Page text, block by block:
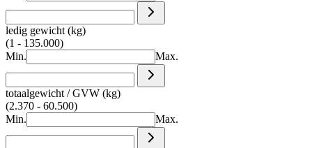
ledig gewicht (kg)
(1 - 135.000)
Min.
Max.
totaalgewicht / GVW (kg)
(2.370 - 60.500)
Min.
Max.